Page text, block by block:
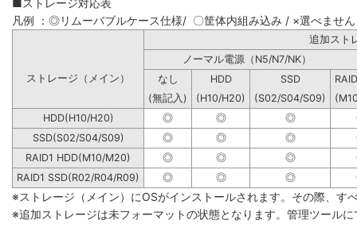
凡例 ：◎リムーバブルケース仕様/ 〇筐体内組み込み / ×選べません
追
ノーマル電源（N5/N7/NK）
ストレージ（メイン）
なし HDD SSD
(無記入)
(H10/H20) (S02/S04/S09)
HDD(H10/H20)
◎ ◎ ◎
SSD(S02/S04/S09)
◎ ◎ ◎
RAID1 HDD(M10/M20)
◎ ◎ ◎
RAID1 SSD(R02/R04/R09)
◎ ◎ ◎
※ストレージ（メイン）にOSがインストールされます。その際、す
※追加ストレージは未フォーマットの状態となります。管理ツール